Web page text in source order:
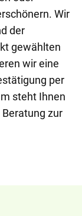
Wir
der
gewählten
wir eine
per
steht Ihnen
zur